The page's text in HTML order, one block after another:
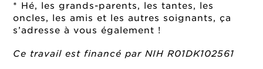
* Hé, les grands-parents, les tantes, les
oncles, les amis et les autres soignants, ça
s’adresse à vous également !
Ce travail est financé par NIH R01DK102561